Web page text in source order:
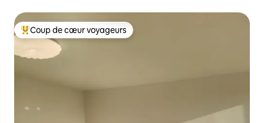
Coups de cœur voyageurs les plus appréciés
Coup de cœur voyageurs